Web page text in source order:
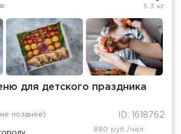
5.3 кг
для детского праздника
позднее) ID: 1618762
880 руб./чел.